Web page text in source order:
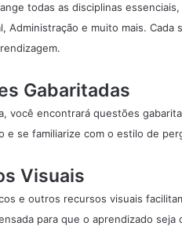
todas as disciplinas
Administração e muito mais.
Gabaritadas
você encontrará questões
e se familiarize com o estilo de
Visuais
e outros recursos visuais
para que o aprendizado